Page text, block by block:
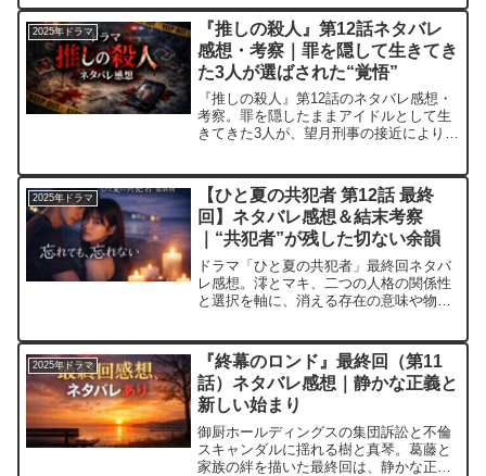
2025年ドラマ
『推しの殺人』第12話ネタバレ
感想・考察｜罪を隠して生きてき
た3人が選ばされた“覚悟”
『推しの殺人』第12話のネタバレ感想・
考察。罪を隠したままアイドルとして生
きてきた3人が、望月刑事の接近により選
2025年ドラマ
【ひと夏の共犯者 第12話 最終
回】ネタバレ感想＆結末考察
｜“共犯者”が残した切ない余韻
ドラマ「ひと夏の共犯者」最終回ネタバ
レ感想。澪とマキ、二つの人格の関係性
と選択を軸に、消える存在の意味や物語
2025年ドラマ
『終幕のロンド』最終回（第11
話）ネタバレ感想｜静かな正義と
新しい始まり
御厨ホールディングスの集団訴訟と不倫
スキャンダルに揺れる樹と真琴。葛藤と
家族の絆を描いた最終回は、静かな正義